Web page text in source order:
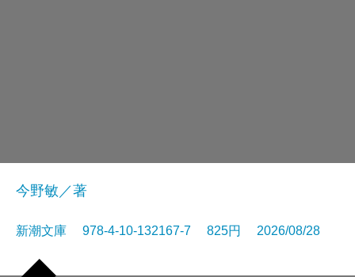
今野敏／著
新潮文庫 978-4-10-132167-7 825円 2026/08/28